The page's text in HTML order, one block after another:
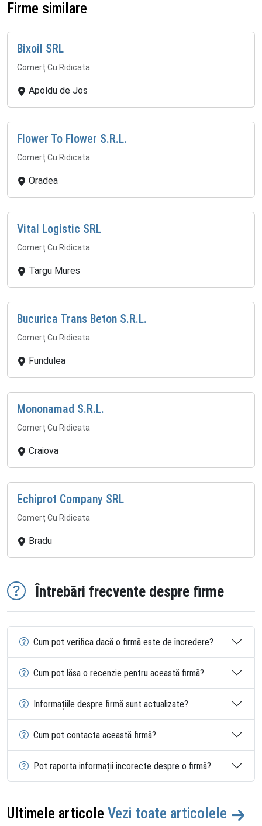
Firme similare
Bixoil SRL
Comerț Cu Ridicata
Apoldu de Jos
Flower To Flower S.R.L.
Comerț Cu Ridicata
Oradea
Vital Logistic SRL
Comerț Cu Ridicata
Targu Mures
Bucurica Trans Beton S.R.L.
Comerț Cu Ridicata
Fundulea
Mononamad S.R.L.
Comerț Cu Ridicata
Craiova
Echiprot Company SRL
Comerț Cu Ridicata
Bradu
Întrebări frecvente despre firme
Cum pot verifica dacă o firmă este de încredere?
Cum pot lăsa o recenzie pentru această firmă?
Informațiile despre firmă sunt actualizate?
Cum pot contacta această firmă?
Pot raporta informații incorecte despre o firmă?
Ultimele articole Vezi toate articolele